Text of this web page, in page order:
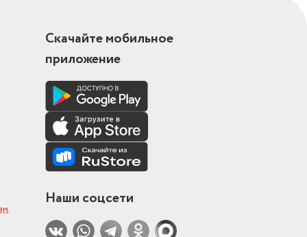
.
Скачайте мобильное
приложение
Наши соцсети